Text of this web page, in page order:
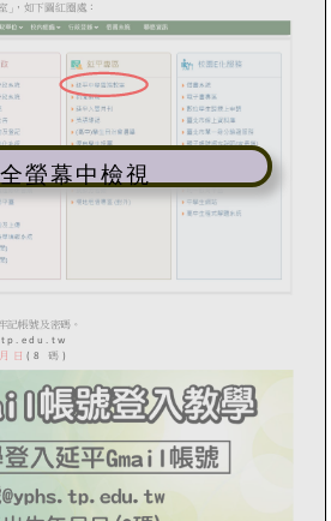
螢幕中檢視